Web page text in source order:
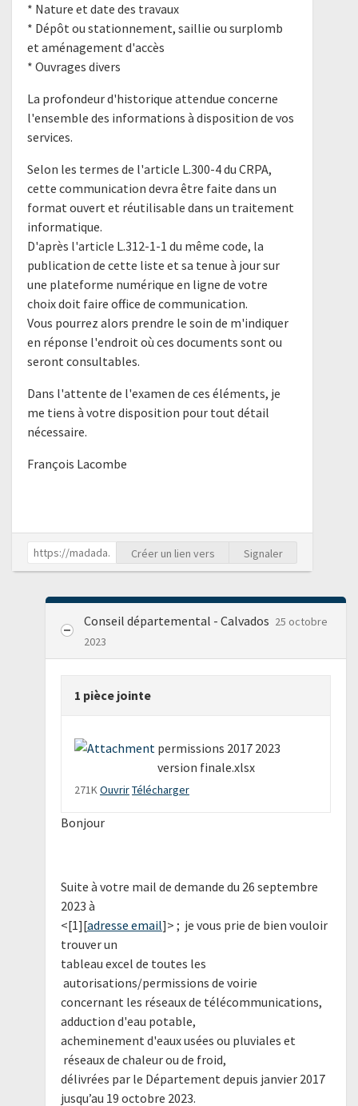
* Nature et date des travaux
* Dépôt ou stationnement, saillie ou surplomb
et aménagement d'accès
* Ouvrages divers
La profondeur d'historique attendue concerne
l'ensemble des informations à disposition de vos
services.
Selon les termes de l'article L.300-4 du CRPA,
cette communication devra être faite dans un
format ouvert et réutilisable dans un traitement
informatique.
D'après l'article L.312-1-1 du même code, la
publication de cette liste et sa tenue à jour sur
une plateforme numérique en ligne de votre
choix doit faire office de communication.
Vous pourrez alors prendre le soin de m'indiquer
en réponse l'endroit où ces documents sont ou
seront consultables.
Dans l'attente de l'examen de ces éléments, je
me tiens à votre disposition pour tout détail
nécessaire.
François Lacombe
Créer un lien vers Signaler
Conseil départemental - Calvados 25 octobre
2023
1 pièce jointe
permissions 2017 2023
version finale.xlsx
271K OuvrirTélécharger
Bonjour
Suite à votre mail de demande du 26 septembre
2023 à
<[1][adresse email]> ; je vous prie de bien vouloir
trouver un
tableau excel de toutes les
autorisations/permissions de voirie
concernant les réseaux de télécommunications,
adduction d'eau potable,
acheminement d'eaux usées ou pluviales et
réseaux de chaleur ou de froid,
délivrées par le Département depuis janvier 2017
jusqu’au 19 octobre 2023.